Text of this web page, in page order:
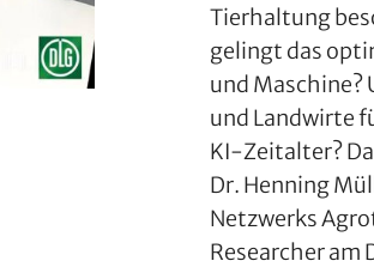
Tierhaltung
gelingt das
und Maschine?
und Landwirte
KI‑Zeitalter?
Dr. Henning
Netzwerks
Researcher am